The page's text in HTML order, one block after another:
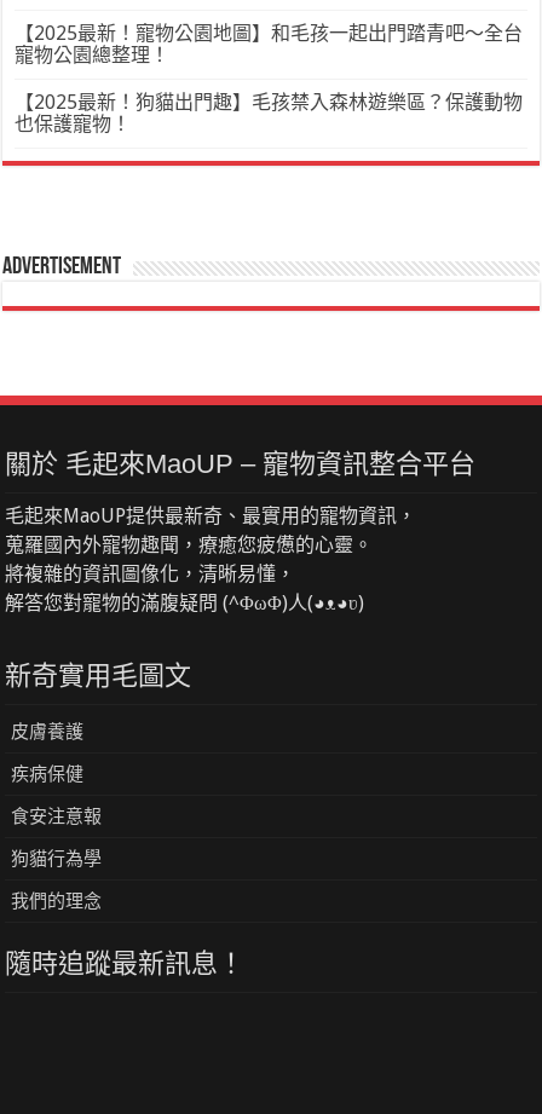
【2025最新！寵物公園地圖】和毛孩一起出門踏青吧～全台
寵物公園總整理！
【2025最新！狗貓出門趣】毛孩禁入森林遊樂區？保護動物
也保護寵物！
Advertisement
關於 毛起來MaoUP – 寵物資訊整合平台
毛起來MaoUP提供最新奇、最實用的寵物資訊，
蒐羅國內外寵物趣聞，療癒您疲憊的心靈。
將複雜的資訊圖像化，清晰易懂，
解答您對寵物的滿腹疑問 (^ΦωΦ)人(◕ᴥ◕ʋ)
新奇實用毛圖文
皮膚養護
疾病保健
食安注意報
狗貓行為學
我們的理念
隨時追蹤最新訊息！